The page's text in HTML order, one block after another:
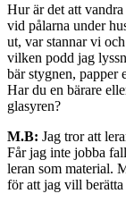
Hur är det att
vid pålarna under
ut, var stannar vi
vilken podd jag
bär stygnen, papper
Har du en bärare
glasyren?
M.B: Jag tror att
Får jag inte jobba
leran som material.
för att jag vill berätta